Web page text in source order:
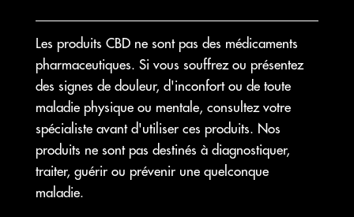
Les produits CBD ne sont pas des médicaments
pharmaceutiques. Si vous souffrez ou présentez
des signes de douleur, d'inconfort ou de toute
maladie physique ou mentale, consultez votre
spécialiste avant d'utiliser ces produits. Nos
produits ne sont pas destinés à diagnostiquer,
traiter, guérir ou prévenir une quelconque
maladie.